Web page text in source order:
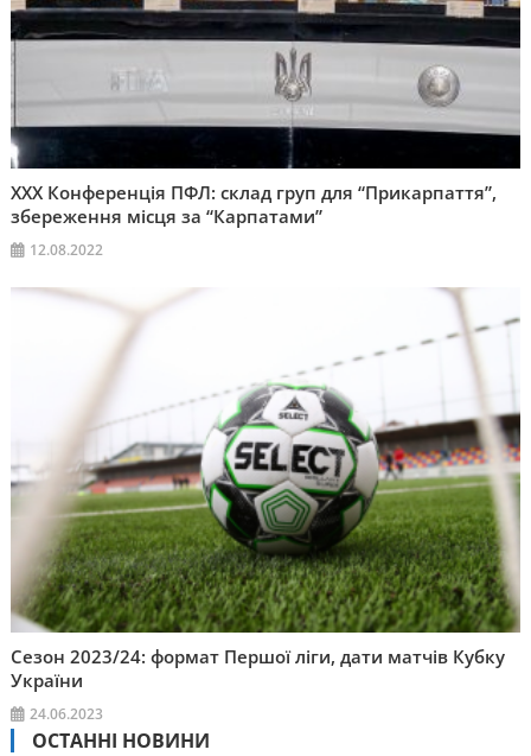
ХХХ Конференція ПФЛ: склад груп для “Прикарпаття”,
збереження місця за “Карпатами”
12.08.2022
Сезон 2023/24: формат Першої ліги, дати матчів Кубку
України
24.06.2023
ОСТАННІ НОВИНИ